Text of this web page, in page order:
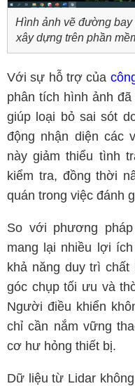
Hình ảnh vẽ đường
xây dựng trên phần
Với sự hỗ trợ của
phân tích hình ảnh
giúp loại bỏ sai sót
động nhận diện các
này giảm thiểu tình
kiểm tra, đồng thời
quán trong việc đánh
So với phương
mang lại nhiều lợi
khả năng duy trì
góc chụp tối ưu và
Người điều khiển
chỉ cần nắm vững
cơ hư hỏng thiết bị.
Dữ liệu từ Lidar